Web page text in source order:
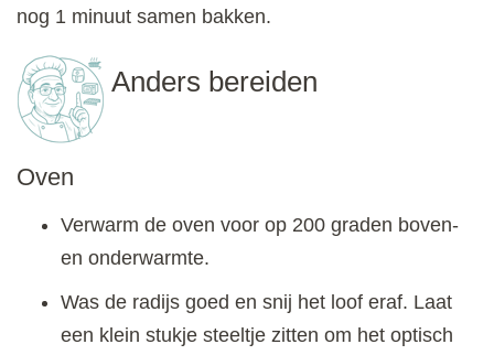
nog 1 minuut samen bakken.
Anders bereiden
Oven
Verwarm de oven voor op 200 graden boven-
en onderwarmte.
Was de radijs goed en snij het loof eraf. Laat
een klein stukje steeltje zitten om het optisch